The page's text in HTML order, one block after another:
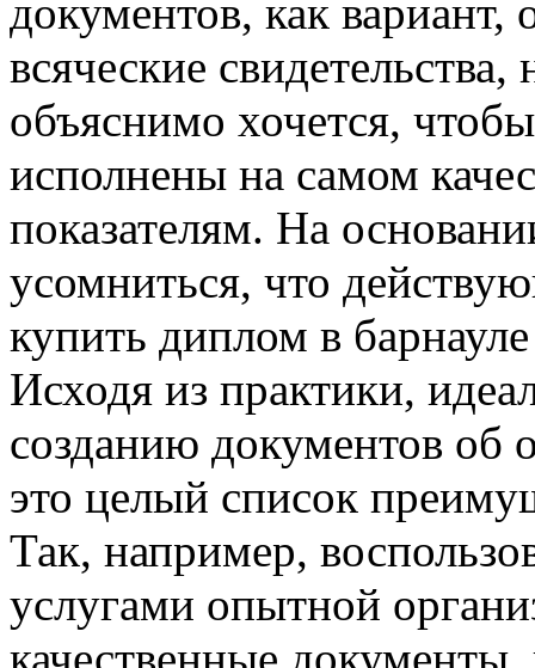
документов, как
всяческие
объяснимо хочется,
исполнены на самом
показателям. На
усомниться, что
купить диплом в
Исходя из практики,
созданию документов об
это целый список
Так, например,
услугами опытной
качественные документы,